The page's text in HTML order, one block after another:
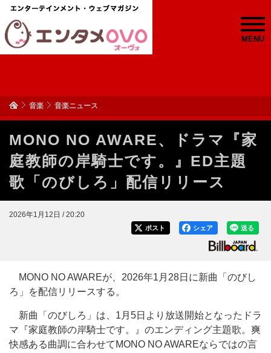
MENU
音楽 音楽ニュース
MONO NO AWARE、ドラマ『家
庭教師の岸騎士です。』ED主題
歌「のびしろ」配信リリース
2026年1月12日 / 20:20
送る
シェア
ポスト
MONO NO AWAREが、2026年1月28日に新曲「のびし
ろ」を配信リリースする。
新曲「のびしろ」は、1月5日より放送開始となったドラ
マ『家庭教師の岸騎士です。』のエンディング主題歌。爽
快感ある曲調に合わせてMONO NO AWAREならではの言